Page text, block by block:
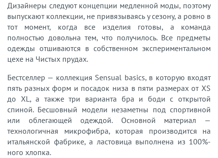
Дизайнеры следуют концепции медленной моды, поэтому
выпускают коллекции, не привязываясь у сезону, а ровно в
тот момент, когда все изделия готовы, а команда
полностью довольна тем, что получилось. Все предметы
одежды отшиваются в собственном экспериментальном
цехе на Чистых прудах.
Бестселлер — коллекция Sensual basics, в которую входят
пять разных форм и посадок низа в пяти размерах от XS
до XL, а также три варианта бра и боди с открытой
спиной. Бесшовный модели незаметны под спортивной
или облегающей одеждой. Основной материал —
технологичная микрофибра, которая производится на
итальянской фабрике, а ластовица выполнена из 100%-
ного хлопка.